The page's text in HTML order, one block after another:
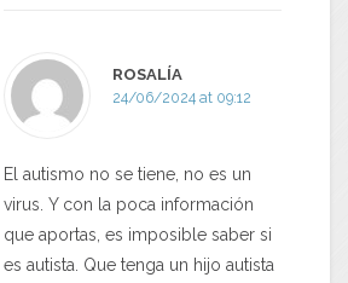
ROSALÍA
24/06/2024 at 09:12
El autismo no se tiene, no es un
virus. Y con la poca información
que aportas, es imposible saber si
es autista. Que tenga un hijo autista